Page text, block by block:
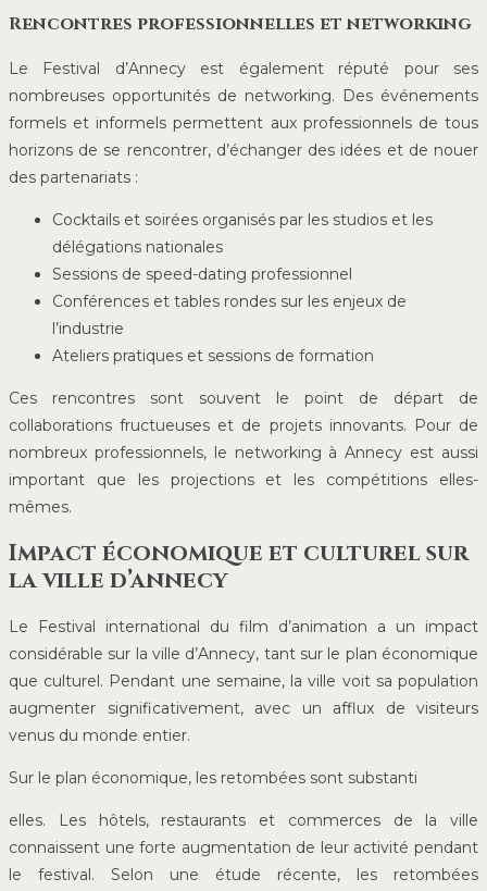
Rencontres professionnelles et networking
Le Festival d’Annecy est également réputé pour ses
nombreuses opportunités de networking. Des événements
formels et informels permettent aux professionnels de tous
horizons de se rencontrer, d’échanger des idées et de nouer
des partenariats :
Cocktails et soirées organisés par les studios et les
délégations nationales
Sessions de speed-dating professionnel
Conférences et tables rondes sur les enjeux de
l’industrie
Ateliers pratiques et sessions de formation
Ces rencontres sont souvent le point de départ de
collaborations fructueuses et de projets innovants. Pour de
nombreux professionnels, le networking à Annecy est aussi
important que les projections et les compétitions elles-
mêmes.
Impact économique et culturel sur
la ville d’annecy
Le Festival international du film d’animation a un impact
considérable sur la ville d’Annecy, tant sur le plan économique
que culturel. Pendant une semaine, la ville voit sa population
augmenter significativement, avec un afflux de visiteurs
venus du monde entier.
Sur le plan économique, les retombées sont substanti
elles. Les hôtels, restaurants et commerces de la ville
connaissent une forte augmentation de leur activité pendant
le festival. Selon une étude récente, les retombées